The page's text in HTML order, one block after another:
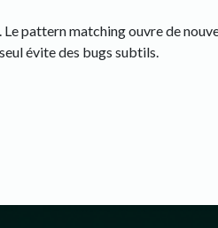
pattern matching ouvre de
évite des bugs subtils.